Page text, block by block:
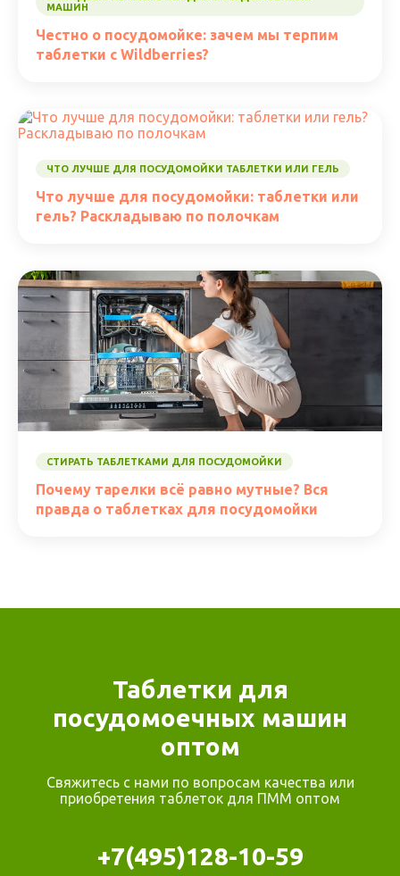
МАШИН
Честно о посудомойке: зачем мы терпим
таблетки с Wildberries?
ЧТО ЛУЧШЕ ДЛЯ ПОСУДОМОЙКИ ТАБЛЕТКИ ИЛИ ГЕЛЬ
Что лучше для посудомойки: таблетки или
гель? Раскладываю по полочкам
СТИРАТЬ ТАБЛЕТКАМИ ДЛЯ ПОСУДОМОЙКИ
Почему тарелки всё равно мутные? Вся
правда о таблетках для посудомойки
Таблетки для
посудомоечных машин
оптом
Свяжитесь с нами по вопросам качества или
приобретения таблеток для ПММ оптом
+7(495)128-10-59